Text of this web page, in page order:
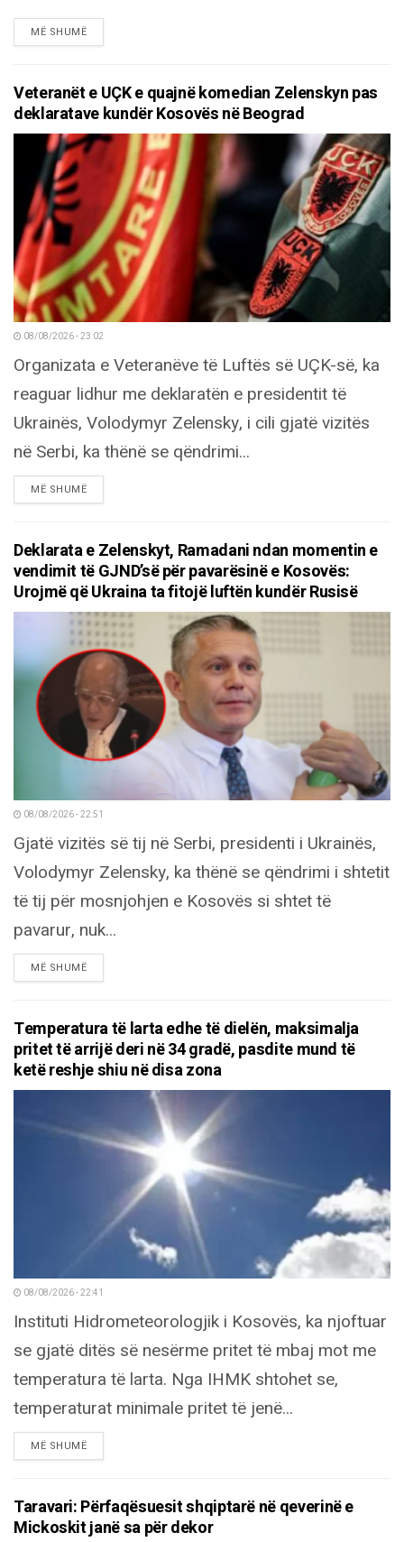
MË SHUMËDETAILS
Veteranët e UÇK e quajnë komedian Zelenskyn pas
deklaratave kundër Kosovës në Beograd
08/08/2026 - 23:02
Organizata e Veteranëve të Luftës së UÇK-së, ka
reaguar lidhur me deklaratën e presidentit të
Ukrainës, Volodymyr Zelensky, i cili gjatë vizitës
në Serbi, ka thënë se qëndrimi...
MË SHUMËDETAILS
Deklarata e Zelenskyt, Ramadani ndan momentin e
vendimit të GJND’së për pavarësinë e Kosovës:
Urojmë që Ukraina ta fitojë luftën kundër Rusisë
08/08/2026 - 22:51
Gjatë vizitës së tij në Serbi, presidenti i Ukrainës,
Volodymyr Zelensky, ka thënë se qëndrimi i shtetit
të tij për mosnjohjen e Kosovës si shtet të
pavarur, nuk...
MË SHUMËDETAILS
Temperatura të larta edhe të dielën, maksimalja
pritet të arrijë deri në 34 gradë, pasdite mund të
ketë reshje shiu në disa zona
08/08/2026 - 22:41
Instituti Hidrometeorologjik i Kosovës, ka njoftuar
se gjatë ditës së nesërme pritet të mbaj mot me
temperatura të larta. Nga IHMK shtohet se,
temperaturat minimale pritet të jenë...
MË SHUMËDETAILS
Taravari: Përfaqësuesit shqiptarë në qeverinë e
Mickoskit janë sa për dekor